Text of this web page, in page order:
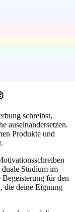
schreibst,
auseinandersetzen.
Produkte und
Studium im
Begeisterung für den
die deine Eignung